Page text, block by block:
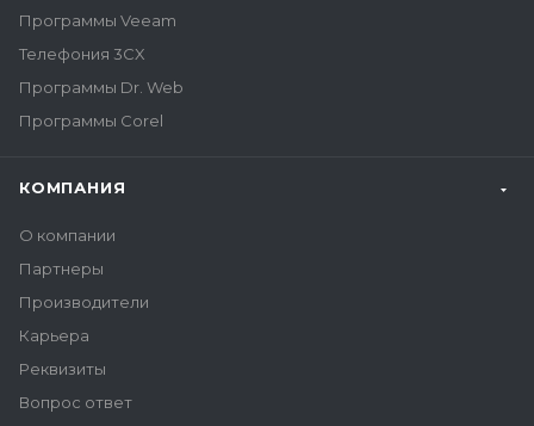
Программы Veeam
Телефония 3CX
Программы Dr. Web
Программы Corel
КОМПАНИЯ
О компании
Партнеры
Производители
Карьера
Реквизиты
Вопрос ответ